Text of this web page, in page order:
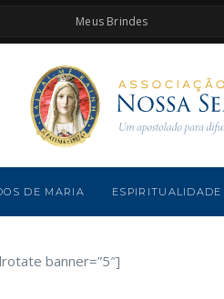
Meus Brindes
DE MARIA ESPIRITUALIDADE
banner=”5″]